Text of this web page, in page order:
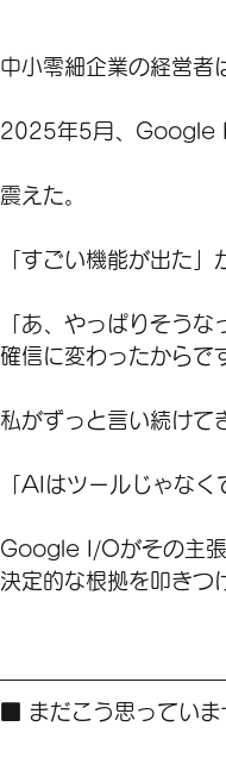
中小零細企業の経営者
2025年5月、Google
震えた。
「すごい機能が出た」
「あ、やっぱりそうな
確信に変わったからで
私がずっと言い続けて
「AIはツールじゃなく
Google I/Oがその主張
決定的な根拠を叩きつ
■ まだこう思っていま